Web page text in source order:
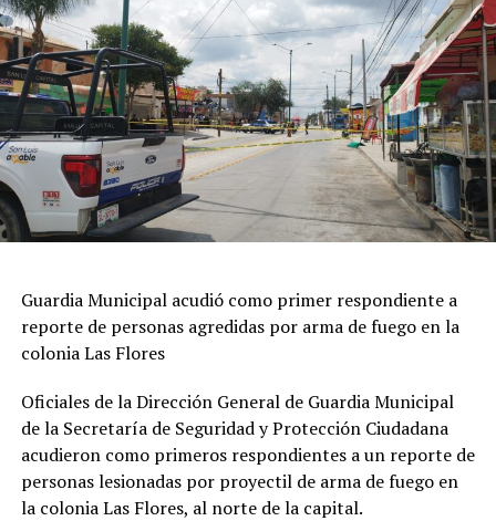
Guardia Municipal acudió como primer respondiente a
reporte de personas agredidas por arma de fuego en la
colonia Las Flores
Oficiales de la Dirección General de Guardia Municipal
de la Secretaría de Seguridad y Protección Ciudadana
acudieron como primeros respondientes a un reporte de
personas lesionadas por proyectil de arma de fuego en
la colonia Las Flores, al norte de la capital.